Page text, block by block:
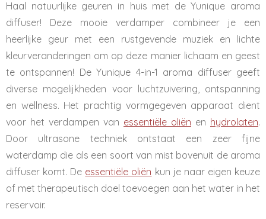
Haal natuurlijke geuren in huis met de Yunique aroma
diffuser! Deze mooie verdamper combineer je een
heerlijke geur met een rustgevende muziek en lichte
kleurveranderingen om op deze manier lichaam en geest
te ontspannen! De Yunique 4-in-1 aroma diffuser geeft
diverse mogelijkheden voor luchtzuivering, ontspanning
en wellness. Het prachtig vormgegeven apparaat dient
voor het verdampen van essentiële oliën en hydrolaten.
Door ultrasone techniek ontstaat een zeer fijne
waterdamp die als een soort van mist bovenuit de aroma
diffuser komt. De essentiële oliën kun je naar eigen keuze
of met therapeutisch doel toevoegen aan het water in het
reservoir.